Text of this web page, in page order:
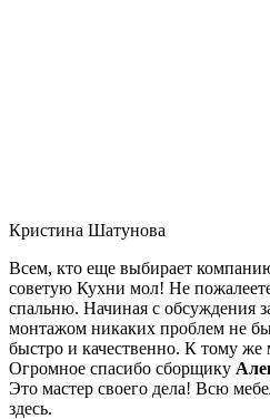
Кристина Шатунова
Всем, кто еще выбирает
советую Кухни мол! Не
спальню. Начиная с обсуждения
монтажом никаких проблем не
быстро и качественно. К тому же
Огромное спасибо сборщику
Это мастер своего дела! Всю
здесь.